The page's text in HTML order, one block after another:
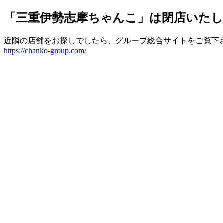
「三重伊勢志摩ちゃんこ」は閉店いたし
近隣の店舗をお探しでしたら、グループ総合サイトをご覧下
https://chanko-group.com/